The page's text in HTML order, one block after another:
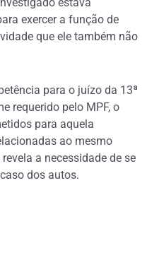
exercer a função de
que ele também não
para o juízo da 13ª
requerido pelo MPF, o
para aquela
ao mesmo
a necessidade de se
dos autos.